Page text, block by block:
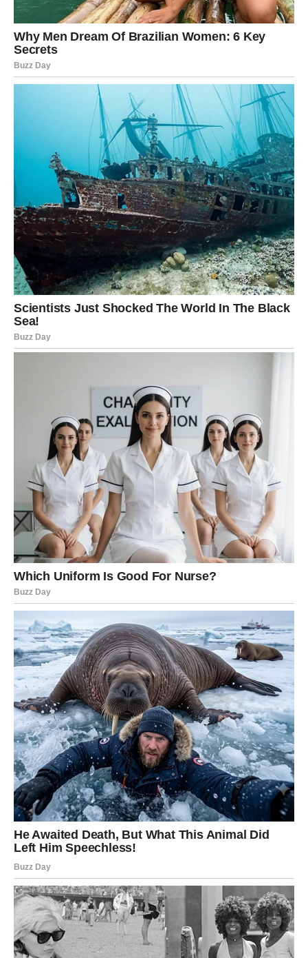
mnogim slučajevima može doneti osećaj olakšanja jer
konačno razumete ono što je dugo delovalo zbunjujuće.
Za Ovnove je ovo vreme unutrašnjeg buđenja. Do 21.
marta mnogi pripadnici ovog znaka mogu doći do važnih
uvida koji će promeniti način na koji posmatraju određene
ljude, odluke i životne situacije.